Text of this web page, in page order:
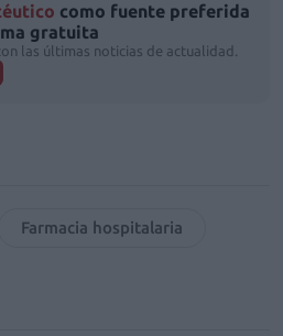
como fuente preferida
gratuita
las últimas noticias de actualidad.
Farmacia hospitalaria